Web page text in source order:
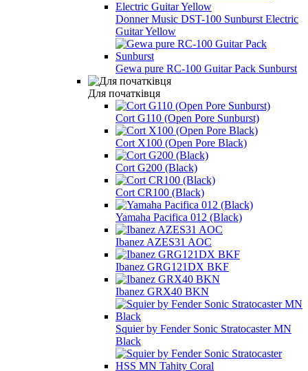
Donner Music DST-100 Sunburst Electric
Guitar Yellow
Gewa pure RC-100 Guitar Pack Sunburst
Для початківця
Cort G110 (Open Pore Sunburst)
Cort X100 (Open Pore Black)
Cort G200 (Black)
Cort CR100 (Black)
Yamaha Pacifica 012 (Black)
Ibanez AZES31 AOC
Ibanez GRG121DX BKF
Ibanez GRX40 BKN
Squier by Fender Sonic Stratocaster MN
Black